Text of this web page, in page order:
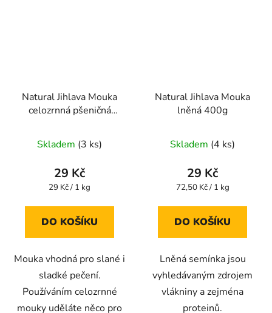
Natural Jihlava Mouka
celozrnná pšeničná
Skladem (3 ks)
29 Kč
Měrná
29 Kč / 1 kg
DO KOŠÍKU
Mouka vhodná pro slané i
sladké pečení.
Používáním celozrnné
mouky uděláte něco pro
Natural Jihlava Mouka
lněná 400g
Skladem (4 ks)
29 Kč
Měrná
72,50 Kč / 1 kg
DO KOŠÍKU
Lněná semínka jsou
vyhledávaným zdrojem
vlákniny a zejména
proteinů.